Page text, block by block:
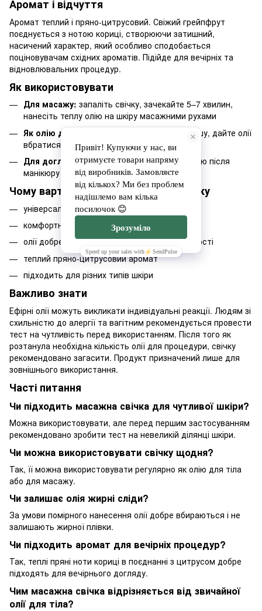
Аромат і відчуття
Аромат теплий і пряно-цитрусовий. Свіжий грейпфрут
поєднується з нотою кориці, створюючи затишний,
насичений характер, який особливо сподобається
поціновувачам східних ароматів. Підійде для вечірніх та
відновлювальних процедур.
Як використовувати
Для масажу: запаліть свічку, зачекайте 5–7 хвилин,
нанесіть теплу олію на шкіру масажними рухами
Як олію для тіла:
використовуйте після душу, дайте олії
вбратися, залишки промокніть серветкою
Для догляду за руками:наносьте теплу олію після
манікюру замість крему
Чому варто обрати цю масажну свічку
універсальний засіб для масажу та догляду
комфортна температура плавлення
олії добре вбираються і не залишають липкості
теплий пряно-цитрусовий аромат
підходить для різних типів шкіри
Важливо знати
Ефірні олії можуть викликати індивідуальні реакції. Людям зі
схильністю до алергії та вагітним рекомендується провести
тест на чутливість перед використанням. Після того як
розтанула необхідна кількість олії для процедури, свічку
рекомендовано загасити. Продукт призначений лише для
зовнішнього використання.
Часті питання
Чи підходить масажна свічка для чутливої шкіри?
Можна використовувати, але перед першим застосуванням
рекомендовано зробити тест на невеликій ділянці шкіри.
Чи можна використовувати свічку щодня?
Так, її можна використовувати регулярно як олію для тіла
або для масажу.
Чи залишає олія жирні сліди?
За умови помірного нанесення олії добре вбираються і не
залишають жирної плівки.
Чи підходить аромат для вечірніх процедур?
Так, теплі пряні ноти кориці в поєднанні з цитрусом добре
підходять для вечірнього догляду.
Чим масажна свічка відрізняється від звичайної
олії для тіла?